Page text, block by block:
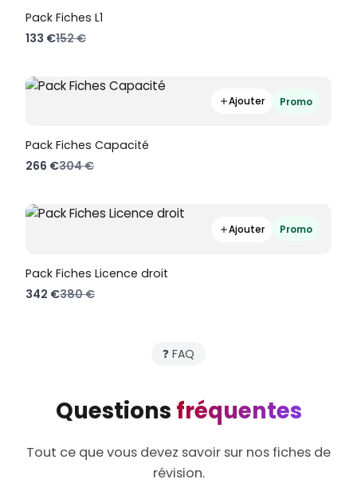
Pack Fiches L1
133 €Compare
152 €
Ajouter Promo
Pack Fiches Capacité
266 €Compare
304 €
Ajouter Promo
Pack Fiches Licence droit
342 €Compare
380 €
❓ FAQ
Questions fréquentes
Tout ce que vous devez savoir sur nos fiches de
révision.